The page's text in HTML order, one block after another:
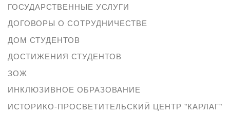
ГОСУДАРСТВЕННЫЕ УСЛУГИ
ДОГОВОРЫ О СОТРУДНИЧЕСТВЕ
ДОМ СТУДЕНТОВ
ДОСТИЖЕНИЯ СТУДЕНТОВ
ЗОЖ
ИНКЛЮЗИВНОЕ ОБРАЗОВАНИЕ
ИСТОРИКО-ПРОСВЕТИТЕЛЬСКИЙ ЦЕНТР "КАРЛАГ"